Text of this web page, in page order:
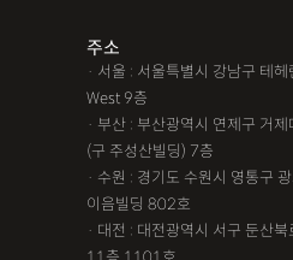
주소
· 서울 : 서울특별시 강남구 테
West 9층
· 부산 : 부산광역시 연제구 거
(구 주성산빌딩) 7층
· 수원 : 경기도 수원시 영통구
이음빌딩 802호
· 대전 : 대전광역시 서구 둔산